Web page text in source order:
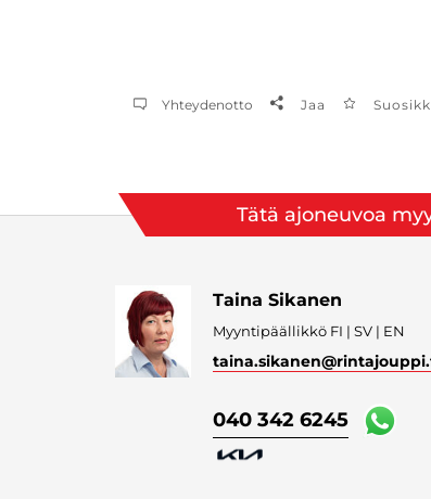
Yhteydenotto Jaa
Tätä ajoneuvoa
Taina Sikanen
Myyntipäällikkö FI | SV | EN
taina.sikanen
040 342 6245